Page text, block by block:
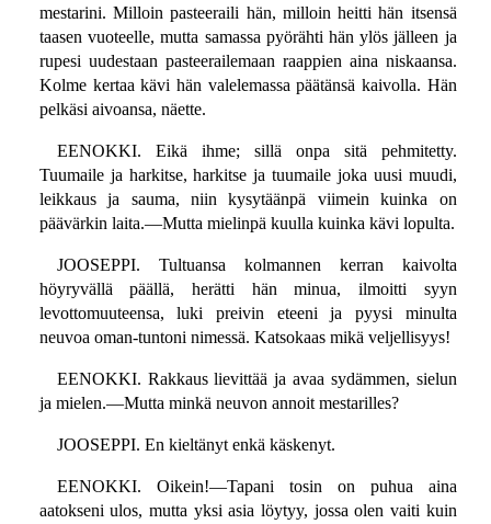
mestarini. Milloin pasteeraili hän, milloin heitti hän itsensä
taasen vuoteelle, mutta samassa pyörähti hän ylös jälleen ja
rupesi uudestaan pasteerailemaan raappien aina niskaansa.
Kolme kertaa kävi hän valelemassa päätänsä kaivolla. Hän
pelkäsi aivoansa, näette.
EENOKKI. Eikä ihme; sillä onpa sitä pehmitetty.
Tuumaile ja harkitse, harkitse ja tuumaile joka uusi muudi,
leikkaus ja sauma, niin kysytäänpä viimein kuinka on
päävärkin laita.—Mutta mielinpä kuulla kuinka kävi lopulta.
JOOSEPPI. Tultuansa kolmannen kerran kaivolta
höyryvällä päällä, herätti hän minua, ilmoitti syyn
levottomuuteensa, luki preivin eteeni ja pyysi minulta
neuvoa oman-tuntoni nimessä. Katsokaas mikä veljellisyys!
EENOKKI. Rakkaus lievittää ja avaa sydämmen, sielun
ja mielen.—Mutta minkä neuvon annoit mestarilles?
JOOSEPPI. En kieltänyt enkä käskenyt.
EENOKKI. Oikein!—Tapani tosin on puhua aina
aatokseni ulos, mutta yksi asia löytyy, jossa olen vaiti kuin